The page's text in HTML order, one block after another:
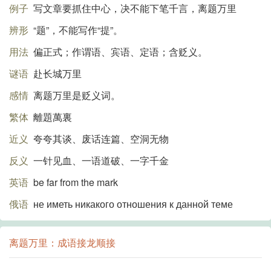
例子 写文章要抓住中心，决不能下笔千言，离题万里
辨形 “题”，不能写作“提”。
用法 偏正式；作谓语、宾语、定语；含贬义。
谜语 赴长城万里
感情 离题万里是贬义词。
繁体 離題萬裏
近义 夸夸其谈、废话连篇、空洞无物
反义 一针见血、一语道破、一字千金
英语 be far from the mark
俄语 не иметь никакого отношения к данной теме
离题万里：成语接龙顺接